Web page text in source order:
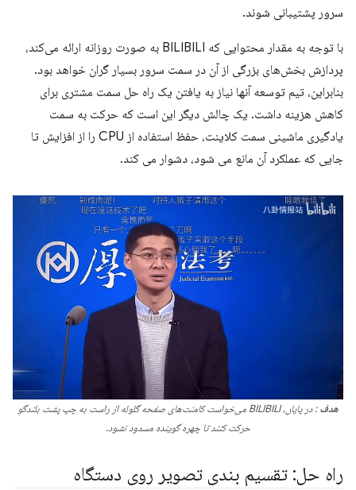
سرور پشتیبانی شوند.
با توجه به مقدار محتوایی که BILIBILI به صورت روزانه ارائه می‌کند،
پردازش بخش‌های بزرگی از آن در سمت سرور بسیار گران خواهد بود.
بنابراین، تیم توسعه آنها نیاز به یافتن یک راه حل سمت مشتری برای
کاهش هزینه داشت. یک چالش دیگر این است که حرکت به سمت
یادگیری ماشینی سمت کلاینت، حفظ استفاده از CPU را از افزایش تا
جایی که عملکرد آن مانع می شود، دشوار می کند.
هدف
: در پایان، BILIBILI می‌خواست کامنت‌های صفحه گلوله از راست به چپ پشت بلندگو
حرکت کنند تا چهره گوینده مسدود نشود.
راه حل: تقسیم بندی تصویر روی دستگاه